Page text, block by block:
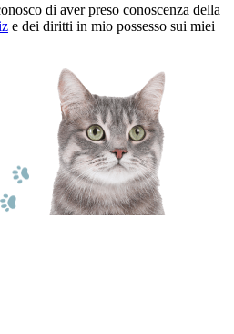
di aver preso conoscenza della
e dei diritti in mio possesso sui miei